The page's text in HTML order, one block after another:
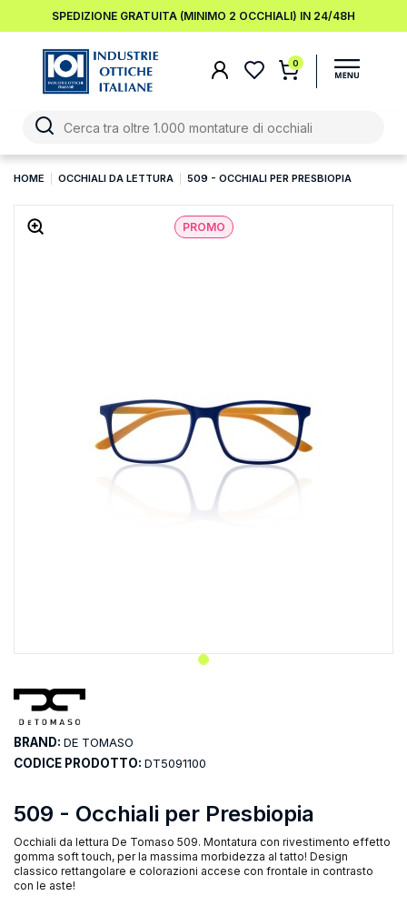
SPEDIZIONE GRATUITA (MINIMO 2 OCCHIALI) IN 24/48H
0
HOME OCCHIALI DA LETTURA 509 - OCCHIALI PER PRESBIOPIA
PROMO
509 - Occhiali per Presbiopia
Occhiali da lettura De Tomaso 509. Montatura con rivestimento effetto
gomma soft touch, per la massima morbidezza al tatto! Design
classico rettangolare e colorazioni accese con frontale in contrasto
con le aste!
BRAND: DE TOMASO
CODICE PRODOTTO: DT5091100